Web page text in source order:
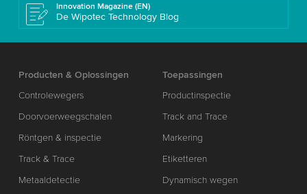
Innovation Magazine (EN)
De Wipotec Technology Blog
Producten & Oplossingen
Controlewegers
Doorvoerweegschalen
Röntgen & inspectie
Track & Trace
Metaaldetectie
Toepassingen
Productinspectie
Track and Trace
Markering
Etiketteren
Dynamisch wegen